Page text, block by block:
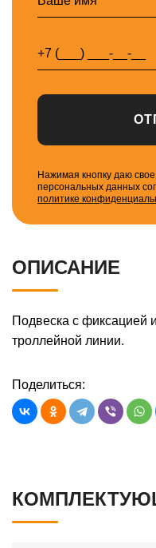
Нажимая кнопку даю
персональных данных
политике
ОПИСАНИЕ
Подвеска с фиксацией
троллейной линии.
Поделиться: